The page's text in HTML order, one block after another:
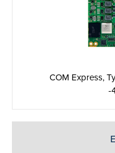
COM Express,
-